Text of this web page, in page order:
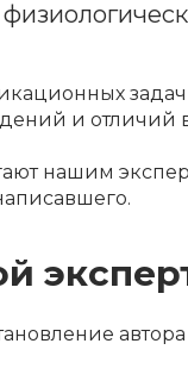
и отличий
нашим